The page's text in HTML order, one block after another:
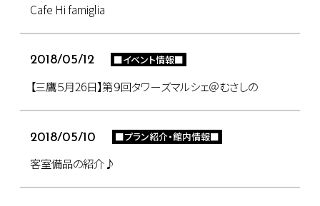
Cafe Hi famiglia
2018/05/12 ■イベント情報■
【三鷹５月26日】第９回タワーズマルシェ＠むさしの
2018/05/10 ■プラン紹介・館内情報■
客室備品の紹介♪